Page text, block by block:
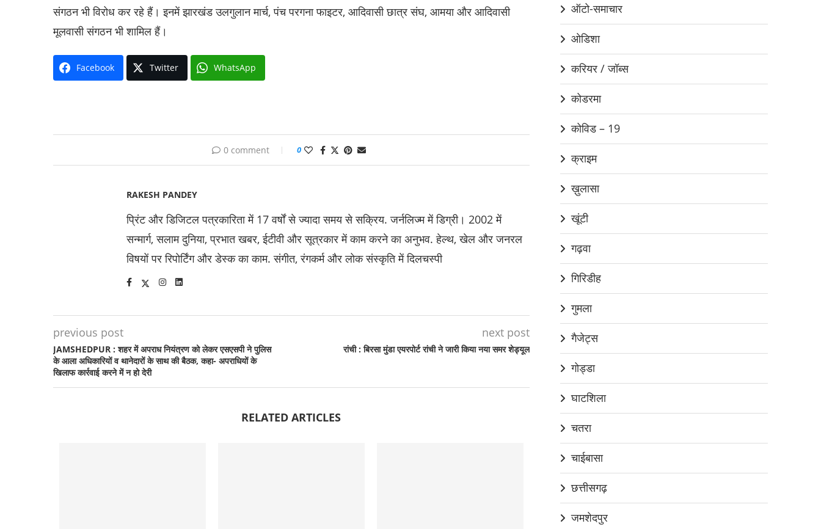
संगठन भी विरोध कर रहे हैं। इनमें झारखंड उलगुलान मार्च, पंच परगना फाइटर, आदिवासी छात्र संघ, आमया और आदिवासी
मूलवासी संगठन भी शामिल हैं।
Facebook Twitter WhatsApp
0 comment 0
RAKESH PANDEY
प्रिंट और डिजिटल पत्रकारिता में 17 वर्षों से ज्यादा समय से सक्रिय. जर्नलिज्म में डिग्री। 2002 में
सन्मार्ग, सलाम दुनिया, प्रभात खबर, ईटीवी और सूत्रकार में काम करने का अनुभव. हेल्थ, खेल और जनरल
विषयों पर रिपोर्टिंग और डेस्क का काम. संगीत, रंगकर्म और लोक संस्कृति में दिलचस्पी
previous post
JAMSHEDPUR : शहर में अपराध नियंत्रण को लेकर एसएसपी ने पुलिस
के आला अधिकारियों व थानेदारों के साथ की बैठक, कहा- अपराधियों के
खिलाफ कार्रवाई करने में न हो देरी
next post
रांची : बिरसा मुंडा एयरपोर्ट रांची ने जारी किया नया समर शेड्यूल
RELATED ARTICLES
ऑटो-समाचार
ओडिशा
करियर / जॉब्स
कोडरमा
कोविड – 19
क्राइम
ख़ुलासा
खूंटी
गढ़वा
गिरिडीह
गुमला
गैजेट्स
गोड्डा
घाटशिला
चतरा
चाईबासा
छत्तीसगढ़
जमशेदपुर